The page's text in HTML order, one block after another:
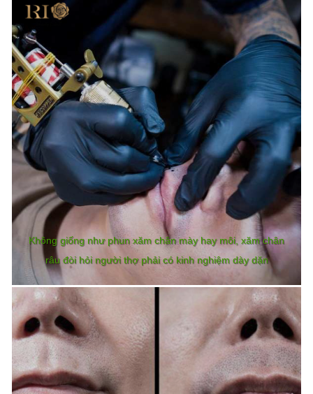
Không giống như phun xăm chân mày hay môi, xăm chân
râu đòi hỏi người thợ phải có kinh nghiệm dày dặn